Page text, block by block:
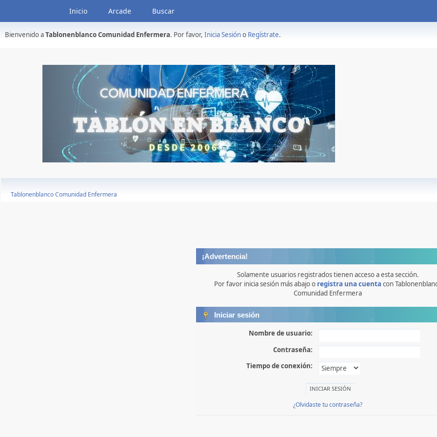
Inicio Arcade Buscar
Bienvenido aTablonenblanco Comunidad Enfermera. Por favor, Inicia Sesióno Regístrate.
Tablonenblanco Comunidad Enfermera
¡Advertencia!
Solamente usuarios registrados tienen acceso a esta sección.
Por favor inicia sesión más abajo o registra una cuenta con
Comunidad Enfermera
Iniciar sesión
Nombre de usuario:
Contraseña:
Tiempo de conexión:
¿Olvidaste tu contraseña?